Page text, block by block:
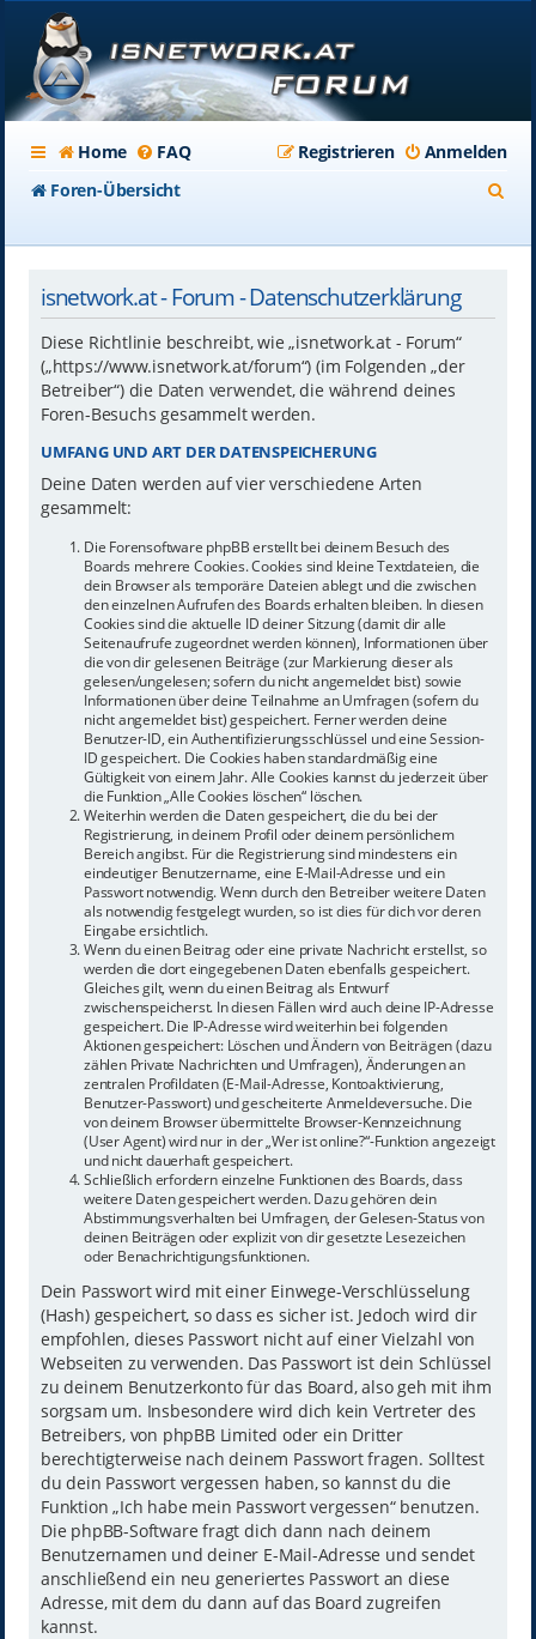
Home FAQ Anmelden
Registrieren
Foren-Übersicht
isnetwork.at - Forum - Datenschutzerklärung
Diese Richtlinie beschreibt, wie „isnetwork.at - Forum“
(„https://www.isnetwork.at/forum“) (im Folgenden „der
Betreiber“) die Daten verwendet, die während deines
Foren-Besuchs gesammelt werden.
UMFANG UND ART DER DATENSPEICHERUNG
Deine Daten werden auf vier verschiedene Arten
gesammelt:
Die Forensoftware phpBB erstellt bei deinem Besuch des
Boards mehrere Cookies. Cookies sind kleine Textdateien, die
dein Browser als temporäre Dateien ablegt und die zwischen
den einzelnen Aufrufen des Boards erhalten bleiben. In diesen
Cookies sind die aktuelle ID deiner Sitzung (damit dir alle
Seitenaufrufe zugeordnet werden können), Informationen über
die von dir gelesenen Beiträge (zur Markierung dieser als
gelesen/ungelesen; sofern du nicht angemeldet bist) sowie
Informationen über deine Teilnahme an Umfragen (sofern du
nicht angemeldet bist) gespeichert. Ferner werden deine
Benutzer-ID, ein Authentifizierungsschlüssel und eine Session-
ID gespeichert. Die Cookies haben standardmäßig eine
Gültigkeit von einem Jahr. Alle Cookies kannst du jederzeit über
die Funktion „Alle Cookies löschen“ löschen.
Weiterhin werden die Daten gespeichert, die du bei der
Registrierung, in deinem Profil oder deinem persönlichem
Bereich angibst. Für die Registrierung sind mindestens ein
eindeutiger Benutzername, eine E-Mail-Adresse und ein
Passwort notwendig. Wenn durch den Betreiber weitere Daten
als notwendig festgelegt wurden, so ist dies für dich vor deren
Eingabe ersichtlich.
Wenn du einen Beitrag oder eine private Nachricht erstellst, so
werden die dort eingegebenen Daten ebenfalls gespeichert.
Gleiches gilt, wenn du einen Beitrag als Entwurf
zwischenspeicherst. In diesen Fällen wird auch deine IP-Adresse
gespeichert. Die IP-Adresse wird weiterhin bei folgenden
Aktionen gespeichert: Löschen und Ändern von Beiträgen (dazu
zählen Private Nachrichten und Umfragen), Änderungen an
zentralen Profildaten (E-Mail-Adresse, Kontoaktivierung,
Benutzer-Passwort) und gescheiterte Anmeldeversuche. Die
von deinem Browser übermittelte Browser-Kennzeichnung
(User Agent) wird nur in der „Wer ist online?“-Funktion angezeigt
und nicht dauerhaft gespeichert.
Schließlich erfordern einzelne Funktionen des Boards, dass
weitere Daten gespeichert werden. Dazu gehören dein
Abstimmungsverhalten bei Umfragen, der Gelesen-Status von
deinen Beiträgen oder explizit von dir gesetzte Lesezeichen
oder Benachrichtigungsfunktionen.
Dein Passwort wird mit einer Einwege-Verschlüsselung
(Hash) gespeichert, so dass es sicher ist. Jedoch wird dir
empfohlen, dieses Passwort nicht auf einer Vielzahl von
Webseiten zu verwenden. Das Passwort ist dein Schlüssel
zu deinem Benutzerkonto für das Board, also geh mit ihm
sorgsam um. Insbesondere wird dich kein Vertreter des
Betreibers, von phpBB Limited oder ein Dritter
berechtigterweise nach deinem Passwort fragen. Solltest
du dein Passwort vergessen haben, so kannst du die
Funktion „Ich habe mein Passwort vergessen“ benutzen.
Die phpBB-Software fragt dich dann nach deinem
Benutzernamen und deiner E-Mail-Adresse und sendet
anschließend ein neu generiertes Passwort an diese
Adresse, mit dem du dann auf das Board zugreifen
kannst.